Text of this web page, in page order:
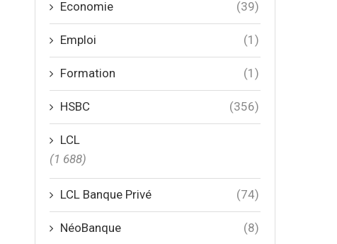
Economie (39)
Emploi (1)
Formation (1)
HSBC (356)
LCL
(1 688)
LCL Banque Privé (74)
NéoBanque (8)